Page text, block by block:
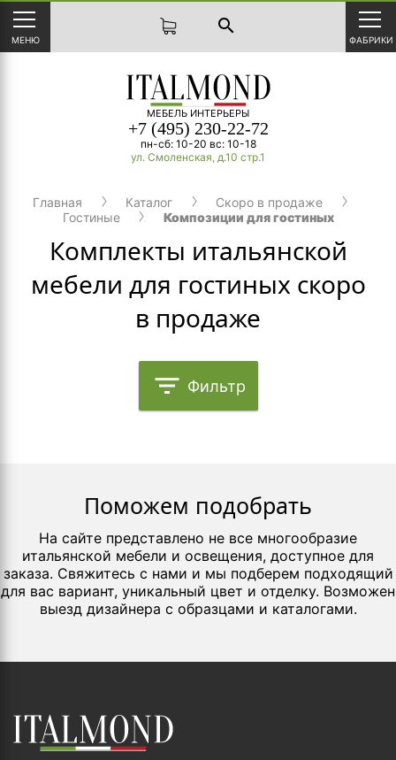
МЕНЮ
search
ФАБРИКИ
МЕБЕЛЬ ИНТЕРЬЕРЫ
+7 (495) 230-22-72
пн-сб: 10-20 вс: 10-18
ул. Смоленская, д.10 стр.1
Главная Каталог
Cкоро в продаже
Гостиные
Композиции для гостиных
Комплекты итальянской
мебели для гостиных скоро
в продаже
filter_list Фильтр
Поможем подобрать
На сайте представлено не все многообразие
итальянской мебели и освещения, доступное для
заказа. Свяжитесь с нами и мы подберем подходящий
для вас вариант, уникальный цвет и отделку. Возможен
выезд дизайнера с образцами и каталогами.